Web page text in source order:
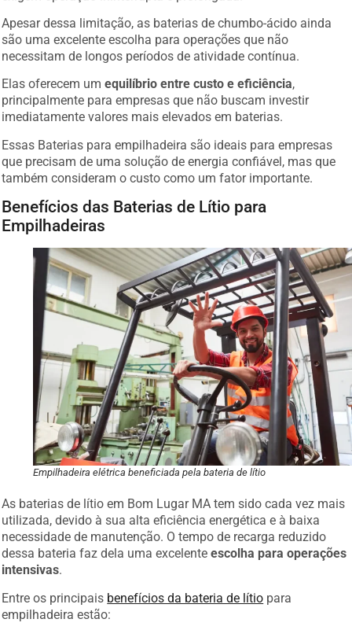
Apesar dessa limitação, as baterias de chumbo-ácido ainda
são uma excelente escolha para operações que não
necessitam de longos períodos de atividade contínua.
Elas oferecem umequilíbrio entre custo e eficiência
principalmente para empresas que não buscam investir
imediatamente valores mais elevados em baterias.
Essas Baterias para empilhadeira são ideais para empresas
que precisam de uma solução de energia confiável, mas que
também consideram o custo como um fator importante.
Benefícios das Baterias de Lítio para
Empilhadeiras
Empilhadeira elétrica beneficiada pela bateria de lítio
As baterias de lítio em Bom Lugar MA tem sido cada vez mais
utilizada, devido à sua alta eficiência energética e à baixa
necessidade de manutenção. O tempo de recarga reduzido
dessa bateria faz dela uma excelenteescolha para operações
intensivas
Entre os principais benefícios da bateria de lítio para
empilhadeira estão: